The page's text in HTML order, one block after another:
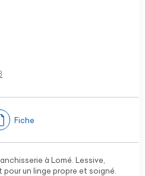
Fiche
à Lomé. Lessive,
un linge propre et soigné.